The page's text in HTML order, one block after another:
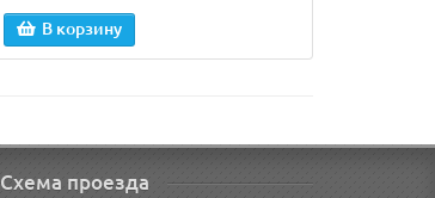
В корзину
Схема проезда